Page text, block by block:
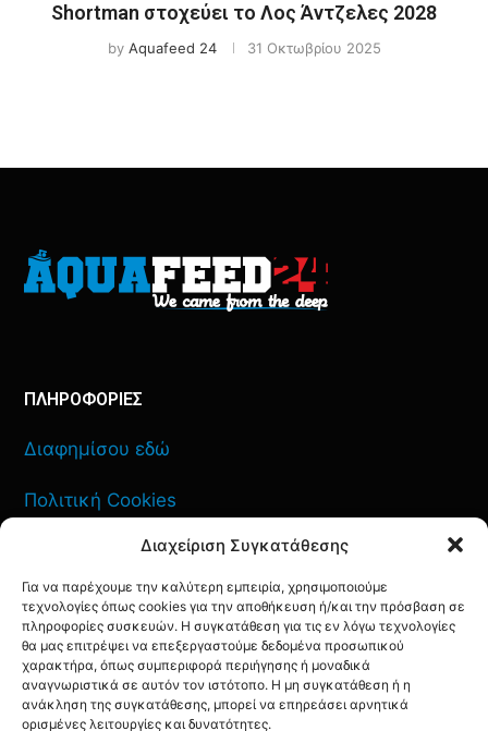
Διαχείριση Συγκατάθεσης
Για να παρέχουμε την καλύτερη εμπειρία, χρησιμοποιούμε
τεχνολογίες όπως cookies για την αποθήκευση ή/και την πρόσβαση σε
πληροφορίες συσκευών. Η συγκατάθεση για τις εν λόγω τεχνολογίες
θα μας επιτρέψει να επεξεργαστούμε δεδομένα προσωπικού
χαρακτήρα, όπως συμπεριφορά περιήγησης ή μοναδικά
αναγνωριστικά σε αυτόν τον ιστότοπο. Η μη συγκατάθεση ή η
ανάκληση της συγκατάθεσης, μπορεί να επηρεάσει αρνητικά
ορισμένες λειτουργίες και δυνατότητες.
Shortman στοχεύει το Λος Άντζελες 2028
by Aquafeed 24 31 Οκτωβρίου 2025
ΠΛΗΡΟΦΟΡΙΕΣ
Διαφημίσου εδώ
Πολιτική Cookies
Πολιτική Απορρήτου
ΕΠΙΚΟΙΝΩΝΙΑ